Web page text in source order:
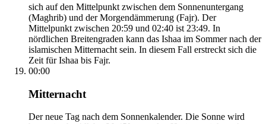
sich auf den Mittelpunkt zwischen dem Sonnenuntergang
(Maghrib) und der Morgendämmerung (Fajr). Der
Mittelpunkt zwischen 20:59 und 02:40 ist 23:49. In
nördlichen Breitengraden kann das Ishaa im Sommer nach der
islamischen Mitternacht sein. In diesem Fall erstreckt sich die
Zeit für Ishaa bis Fajr.
00:00
Mitternacht
Der neue Tag nach dem Sonnenkalender. Die Sonne wird